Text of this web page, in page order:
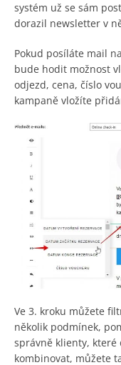
systém už se sám
dorazil newsletter v
Pokud posíláte mail
bude hodit možnost
odjezd, cena, číslo
kampaně vložíte
Ve 3. kroku můžete
několik podmínek,
správně klienty, které
kombinovat, můžete